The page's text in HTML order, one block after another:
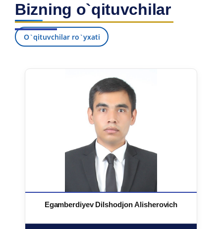
Bizning o`qituvchilar
O`qituvchilar ro`yxati
Egamberdiyev Dilshodjon Alisherovich